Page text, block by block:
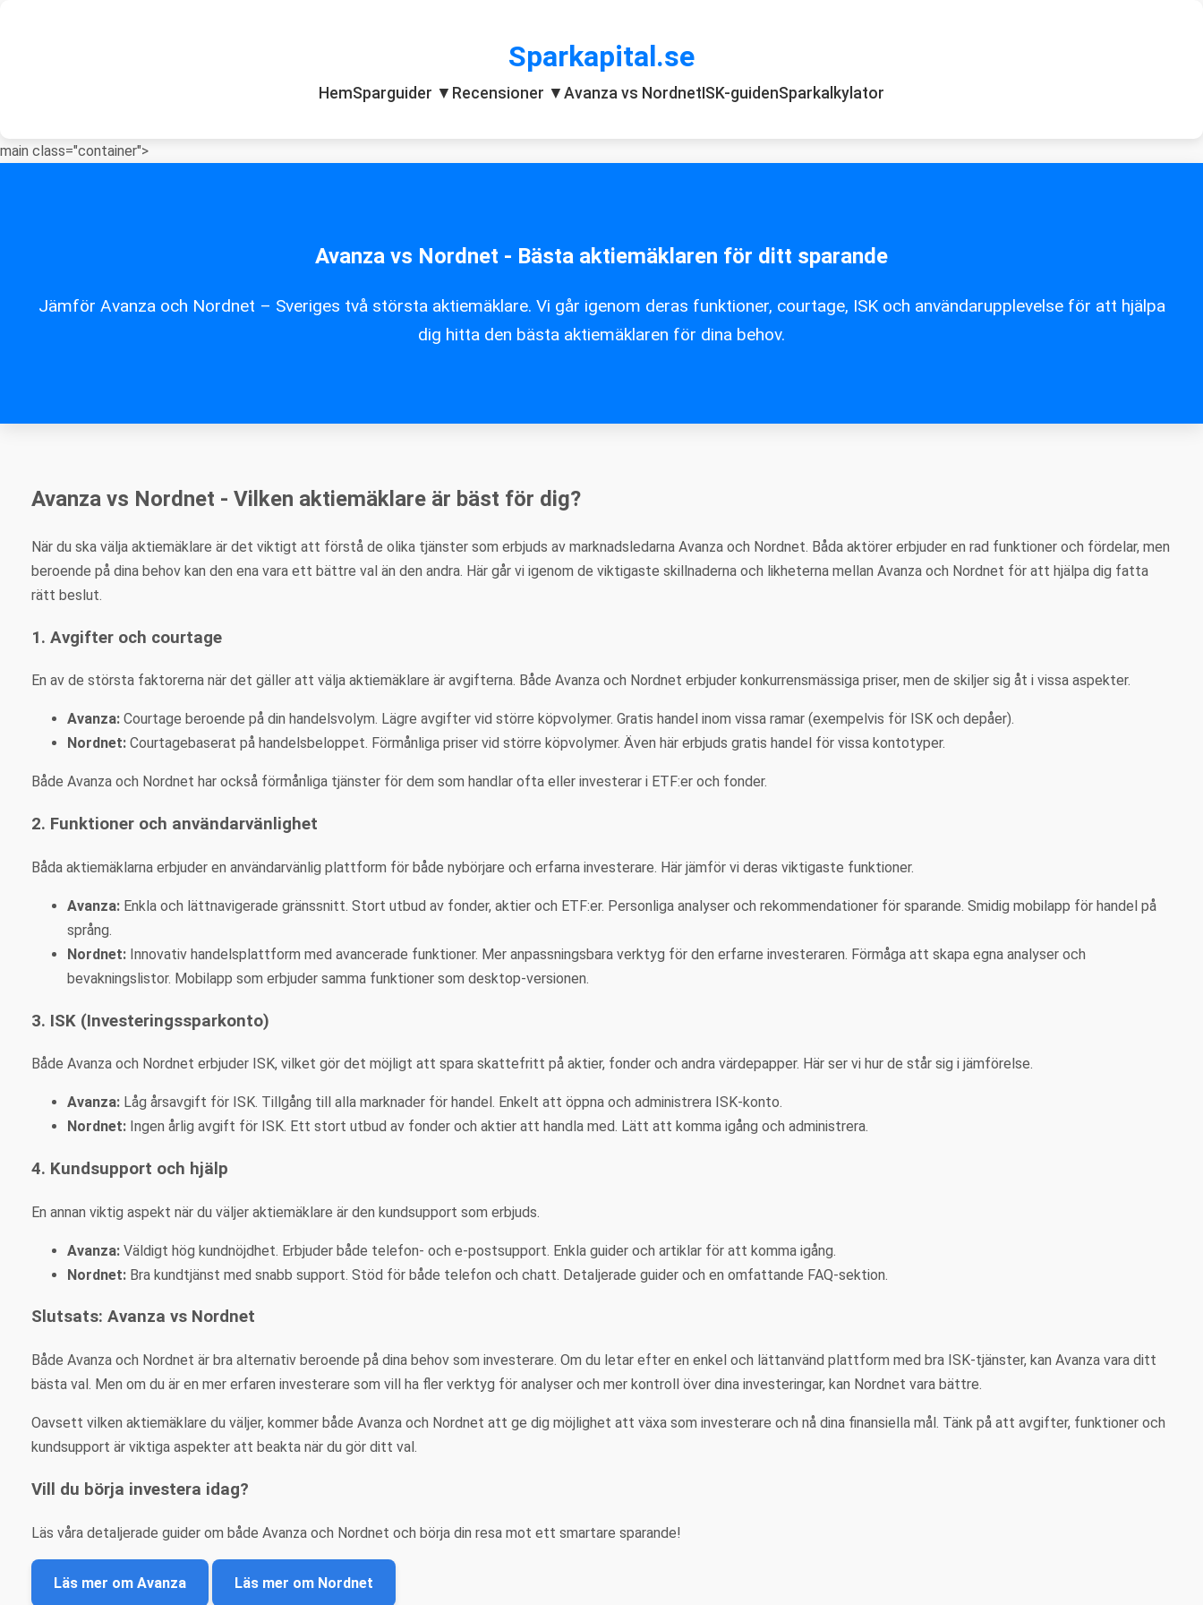
Sparkapital.se
HemSparguider ▼ Recensioner ▼ Avanza vs Nordnet ISK-guidenSparkalkylator
main class="container">
Avanza vs Nordnet - Bästa aktiemäklaren för ditt sparande
Jämför Avanza och Nordnet – Sveriges två största aktiemäklare. Vi går igenom deras funktioner, courtage, ISK och användarupplevelse för att hjälpa
dig hitta den bästa aktiemäklaren för dina behov.
Avanza vs Nordnet - Vilken aktiemäklare är bäst för dig?
När du ska välja aktiemäklare är det viktigt att förstå de olika tjänster som erbjuds av marknadsledarna Avanza och Nordnet. Båda aktörer erbjuder en rad funktioner och fördelar, men
beroende på dina behov kan den ena vara ett bättre val än den andra. Här går vi igenom de viktigaste skillnaderna och likheterna mellan Avanza och Nordnet för att hjälpa dig fatta
rätt beslut.
1. Avgifter och courtage
En av de största faktorerna när det gäller att välja aktiemäklare är avgifterna. Både Avanza och Nordnet erbjuder konkurrensmässiga priser, men de skiljer sig åt i vissa aspekter.
Avanza: Courtage beroende på din handelsvolym. Lägre avgifter vid större köpvolymer. Gratis handel inom vissa ramar (exempelvis för ISK och depåer).
Nordnet: Courtagebaserat på handelsbeloppet. Förmånliga priser vid större köpvolymer. Även här erbjuds gratis handel för vissa kontotyper.
Både Avanza och Nordnet har också förmånliga tjänster för dem som handlar ofta eller investerar i ETF:er och fonder.
2. Funktioner och användarvänlighet
Båda aktiemäklarna erbjuder en användarvänlig plattform för både nybörjare och erfarna investerare. Här jämför vi deras viktigaste funktioner.
Avanza: Enkla och lättnavigerade gränssnitt. Stort utbud av fonder, aktier och ETF:er. Personliga analyser och rekommendationer för sparande. Smidig mobilapp för handel på
språng.
Nordnet: Innovativ handelsplattform med avancerade funktioner. Mer anpassningsbara verktyg för den erfarne investeraren. Förmåga att skapa egna analyser och
bevakningslistor. Mobilapp som erbjuder samma funktioner som desktop-versionen.
3. ISK (Investeringssparkonto)
Både Avanza och Nordnet erbjuder ISK, vilket gör det möjligt att spara skattefritt på aktier, fonder och andra värdepapper. Här ser vi hur de står sig i jämförelse.
Avanza: Låg årsavgift för ISK. Tillgång till alla marknader för handel. Enkelt att öppna och administrera ISK-konto.
Nordnet: Ingen årlig avgift för ISK. Ett stort utbud av fonder och aktier att handla med. Lätt att komma igång och administrera.
4. Kundsupport och hjälp
En annan viktig aspekt när du väljer aktiemäklare är den kundsupport som erbjuds.
Avanza: Väldigt hög kundnöjdhet. Erbjuder både telefon- och e-postsupport. Enkla guider och artiklar för att komma igång.
Nordnet: Bra kundtjänst med snabb support. Stöd för både telefon och chatt. Detaljerade guider och en omfattande FAQ-sektion.
Slutsats: Avanza vs Nordnet
Både Avanza och Nordnet är bra alternativ beroende på dina behov som investerare. Om du letar efter en enkel och lättanvänd plattform med bra ISK-tjänster, kan Avanza vara ditt
bästa val. Men om du är en mer erfaren investerare som vill ha fler verktyg för analyser och mer kontroll över dina investeringar, kan Nordnet vara bättre.
Oavsett vilken aktiemäklare du väljer, kommer både Avanza och Nordnet att ge dig möjlighet att växa som investerare och nå dina finansiella mål. Tänk på att avgifter, funktioner och
kundsupport är viktiga aspekter att beakta när du gör ditt val.
Vill du börja investera idag?
Läs våra detaljerade guider om både Avanza och Nordnet och börja din resa mot ett smartare sparande!
Läs mer om Avanza Läs mer om Nordnet